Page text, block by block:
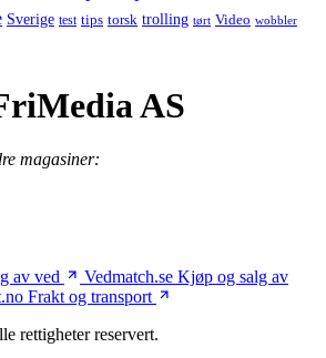
Sverige test tips torsk trolling tørt Video wobbler
AS
magasiner:
av ved Vedmatch.se Kjøp og salg av
Frakt og transport
rettigheter reservert.